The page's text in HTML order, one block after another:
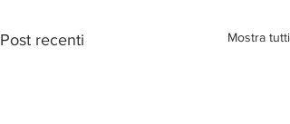
Post recenti Mostra tutti